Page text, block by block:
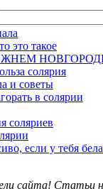
это такое
солярия
и советы
в солярии
соляриев
если у тебя
сайта! Статьи не